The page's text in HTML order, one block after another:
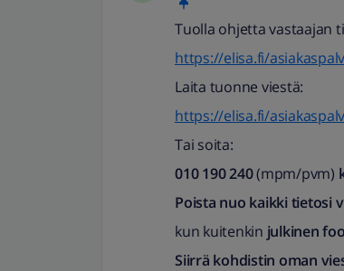
Tuolla ohjetta vastaajan
https://elisa.fi/
Laita tuonne viestä:
https://elisa.fi/
Tai soita:
010 190 240(mpm/pvm)
Poista nuo kaikki tietosi
kun kuitenkin julkinen
Siirrä kohdistin oman